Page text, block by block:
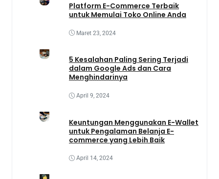
Platform E-Commerce Terbaik
untuk Memulai Toko Online Anda
Maret 23, 2024
5 Kesalahan Paling Sering Terjadi
dalam Google Ads dan Cara
Menghindarinya
April 9, 2024
Keuntungan Menggunakan E-Wallet
untuk Pengalaman Belanja E-
commerce yang Lebih Baik
April 14, 2024